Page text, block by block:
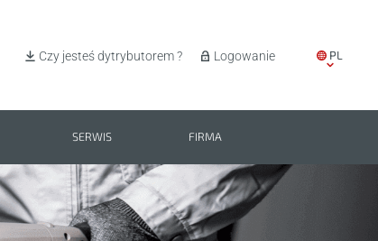
PL
Logowanie
Czy jesteś dytrybutorem ?
SERWIS FIRMA